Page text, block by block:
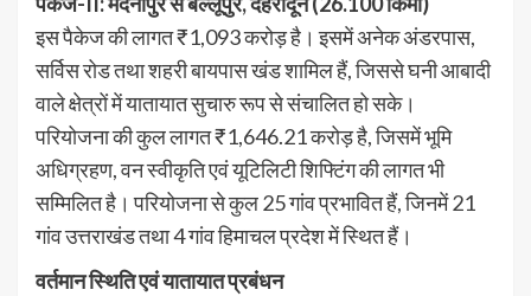
इस पैकेज की लागत ₹1,093 करोड़ है। इसमें अनेक अंडरपास,
सर्विस रोड तथा शहरी बायपास खंड शामिल हैं, जिससे घनी आबादी
वाले क्षेत्रों में यातायात सुचारु रूप से संचालित हो सके।
परियोजना की कुल लागत ₹1,646.21 करोड़ है, जिसमें भूमि
अधिग्रहण, वन स्वीकृति एवं यूटिलिटी शिफ्टिंग की लागत भी
सम्मिलित है। परियोजना से कुल 25 गांव प्रभावित हैं, जिनमें 21
गांव उत्तराखंड तथा 4 गांव हिमाचल प्रदेश में स्थित हैं।
वर्तमान स्थिति एवं यातायात प्रबंधन